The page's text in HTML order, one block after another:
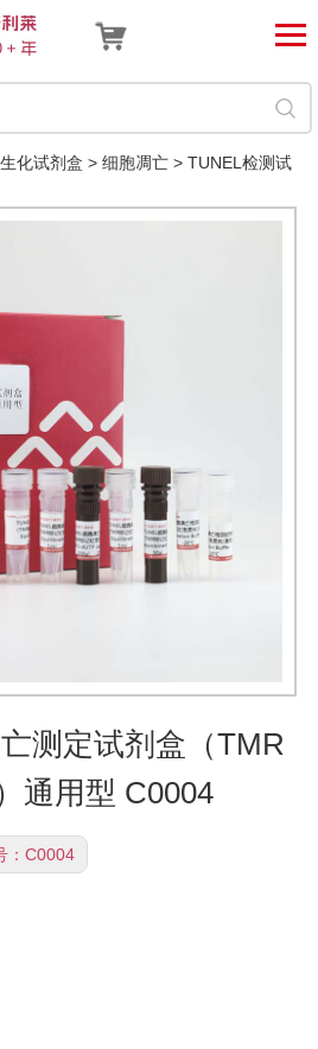
化试剂盒 > 细胞凋亡> TUNEL检测试
测定试剂盒（TMR
通用型 C0004
： C0004